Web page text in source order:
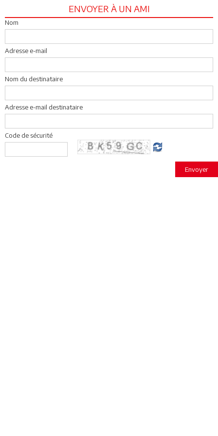
ENVOYER À UN AMI
Nom
Adresse e-mail
Nom du destinataire
Adresse e-mail destinataire
Code de sécurité
Envoyer